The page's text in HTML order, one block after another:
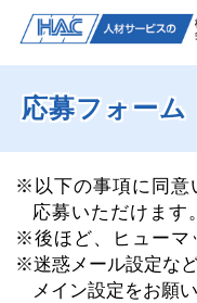
正
ライフ
応募フォーム
※以下の事項に同意
応募いただけます。
※後ほど、ヒューマ
※迷惑メール設定な
メイン設定をお願い